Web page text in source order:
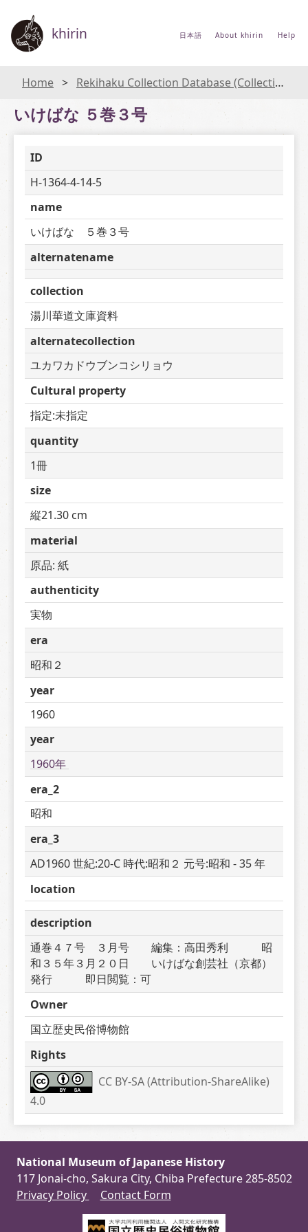
khirin 日本語 About khirin Help
Home Rekihaku Collection Database (Collections Database of the National Museum of Japanese History)
いけばな ５巻３号
ID
H-1364-4-14-5
name
いけばな　５巻３号
alternatename
collection
湯川華道文庫資料
alternatecollection
ユカワカドウブンコシリョウ
Cultural property
指定:未指定
quantity
1冊
size
縦21.30 cm
material
原品: 紙
authenticity
実物
era
昭和２
year
1960
year
1960年
era_2
昭和
era_3
AD1960 世紀:20-C 時代:昭和２ 元号:昭和 - 35 年
location
description
通巻４７号　３月号　　編集：高田秀利　　　昭
和３５年３月２０日　　いけばな創芸社（京都）
発行　　　即日閲覧：可
Owner
国立歴史民俗博物館
Rights
CC BY-SA (Attribution-ShareAlike)
4.0
National Museum of Japanese History
117 Jonai-cho, Sakura City, Chiba Prefecture 285-8502
Privacy Policy
Contact Form